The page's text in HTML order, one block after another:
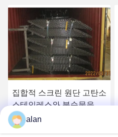
집합적 스크린 원단 고탄소
스테인레스와 불순물을 단
련하기
가장 좋은 가격 을 구하라
alan